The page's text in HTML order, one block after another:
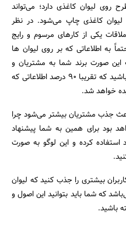
روی لیوان کاغذی دارد؛ می‌تواند
لیوان کاغذی چاپ می‌شود. در نظر
یکی از کارهای مرسوم و رایج
به اطلاعاتی که بر روی لیوان ها
صورت برند شما به مشتریان و
مخاطبان معرفی می‌شود. در نظر داشته باشید که تقریبا ۹۰ درصد اطلاعاتی که
خواهد شد.
جذب مشتریان بیشتر می‌شود چرا
بود برای همین به شما پیشنهاد
استفاده کرده و این لوگو به صورت
بیشتری را جذب کنید که لیوان
که شما باید بتوانید این اصول و
باشید.